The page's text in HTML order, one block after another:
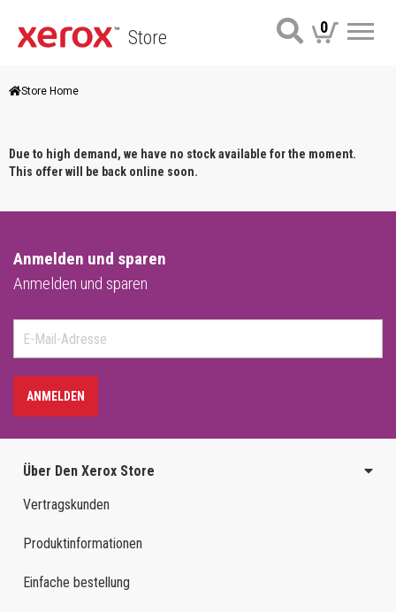
Store 0
Store Home
Due to high demand, we have no stock available for the moment.
This offer will be back online soon.
Anmelden und sparen
Anmelden und sparen
ANMELDEN
Über Den Xerox Store
Vertragskunden
Produktinformationen
Einfache bestellung